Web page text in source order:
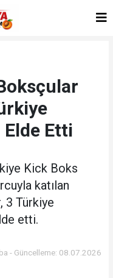
Etti
Kick Boks
katılan
3 Türkiye
etti.
- Güncelleme: 08.07.2026